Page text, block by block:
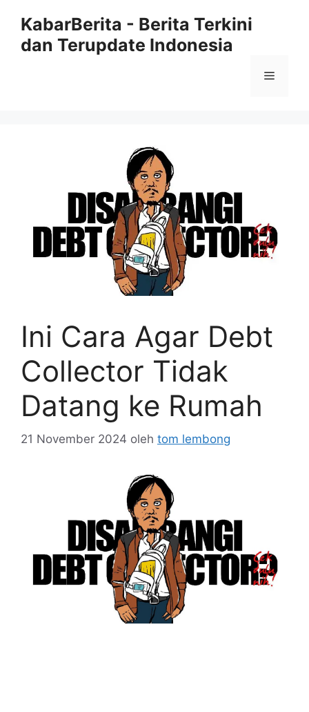
KabarBerita - Berita Terkini
dan Terupdate Indonesia
Menu
Ini Cara Agar Debt
Collector Tidak
Datang ke Rumah
21 November 2024 oleh tom lembong